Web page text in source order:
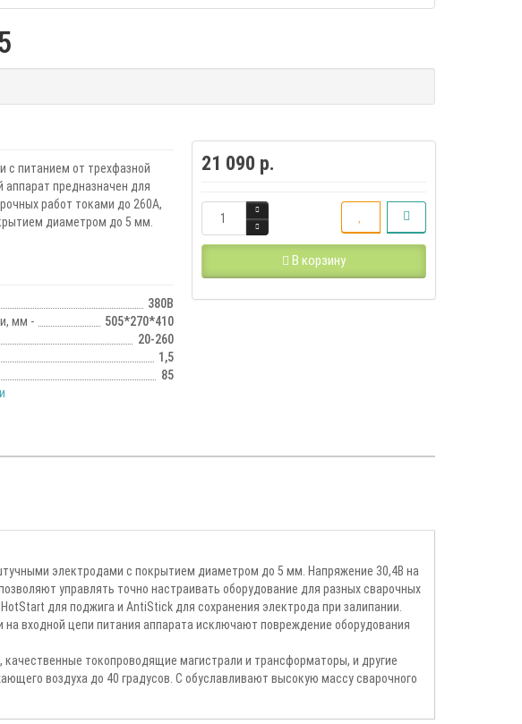
питанием от трехфазной
предназначен для
работ токами до 260А,
диаметром до 5 мм.
380В
мм -
505*270*410
20-260
1,5
85
21 090 р.
В корзину
электродами с покрытием диаметром до 5 мм. Напряжение 30,4В на
управлять точно настраивать оборудование для разных сварочных
для поджига и AntiStick для сохранения электрода при залипании.
входной цепи питания аппарата исключают повреждение оборудования
токопроводящие магистрали и трансформаторы, и другие
воздуха до 40 градусов. С обуславливают высокую массу сварочного